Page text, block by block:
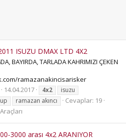
ISUZU DMAX LTD 4X2
BAYIRDA, TARLADA KAHRIMIZI ÇEKEN
ramazanakincisarisker
14.04.2017 4x2
isuzu
ramazan akıncı
Cevaplar: 19
3000 arası 4x2 ARANIYOR